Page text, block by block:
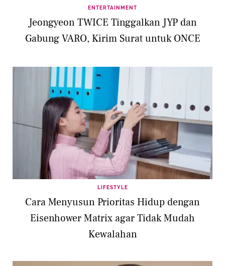
ENTERTAINMENT
Jeongyeon TWICE Tinggalkan JYP dan
Gabung VARO, Kirim Surat untuk ONCE
LIFESTYLE
Cara Menyusun Prioritas Hidup dengan
Eisenhower Matrix agar Tidak Mudah
Kewalahan